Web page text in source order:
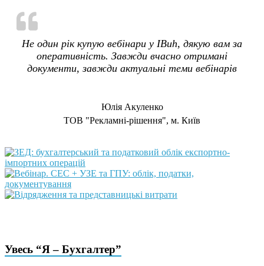
Не один рік купую вебінари у IBuh, дякую вам за
оперативність. Завжди вчасно отримані
документи, завжди актуальні теми вебінарів
Юлія Акуленко
TOB "Рекламні-рішення", м. Київ
Увесь “Я – Бухгалтер”